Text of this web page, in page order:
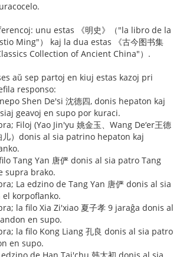
unu estas 《明史》（"la libro de la
Ming"） kaj la dua estas 《古今图书集
Collection of Ancient China"）.
aŭ sep partoj en kiuj estas kazoj pri
responso:
Shen De'si 沈德四, donis hepaton kaj
geavoj en supo por kuraci.
Filoj (Yao Jin'yu 姚金玉、Wang De‘er王德
儿）donis al sia patrino hepaton kaj
Tang Yan 唐俨 donis al sia patro Tang
supra brako.
La edzino de Tang Yan 唐俨 donis al sia
korpoflanko.
la filo Xia Zi'xiao 夏子孝 9 jaraĝa donis al
en supo.
la filo Kong Liang 孔良 donis al sia patro
en supo.